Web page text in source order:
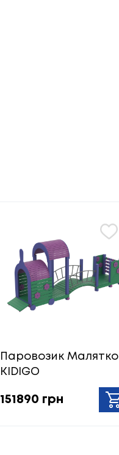
Паровозик Малятко
KIDIGO
151890 грн